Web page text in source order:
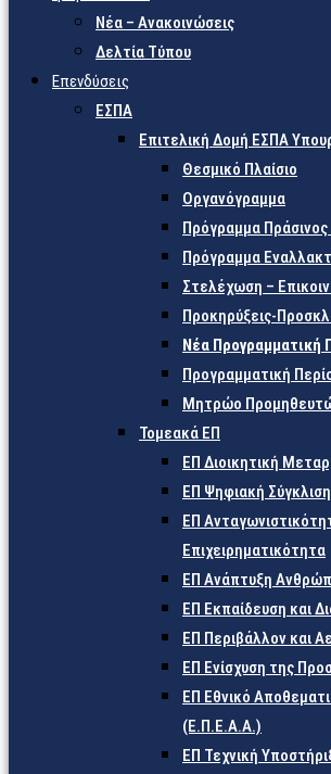
Νέα – Ανακοινώσεις
Δελτία Τύπου
Επενδύσεις
ΕΣΠΑ
Επιτελική Δομή ΕΣΠΑ
Θεσμικό Πλαίσιο
Οργανόγραμμα
Πρόγραμμα Πράσινος
Πρόγραμμα
Στελέχωση –
Προκηρύξεις-
Νέα Προγραμματική
Προγραμματική
Μητρώο
Τομεακά ΕΠ
ΕΠ Διοικητική
ΕΠ Ψηφιακή Σύγκλιση
ΕΠ
Επιχειρηματικότητα
ΕΠ Ανάπτυξη
ΕΠ Εκπαίδευση και
ΕΠ Περιβάλλον και
ΕΠ Ενίσχυση της
ΕΠ Εθνικό
(Ε.Π.Ε.Α.Α.)
ΕΠ Τεχνική